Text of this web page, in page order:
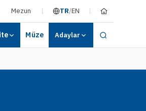
Mezun TR/EN
Müze Adaylar